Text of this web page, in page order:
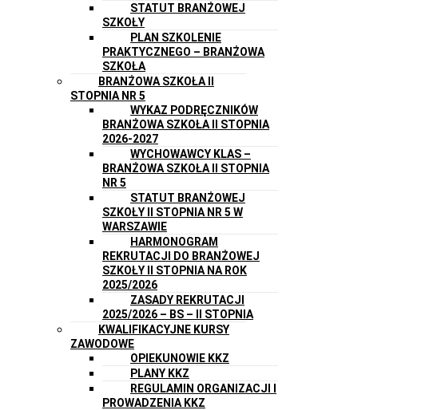
STATUT BRANŻOWEJ
SZKOŁY
PLAN SZKOLENIE
PRAKTYCZNEGO – BRANŻOWA
SZKOŁA
BRANŻOWA SZKOŁA II
STOPNIA NR 5
WYKAZ PODRĘCZNIKÓW
BRANŻOWA SZKOŁA II STOPNIA
2026-2027
WYCHOWAWCY KLAS –
BRANŻOWA SZKOŁA II STOPNIA
NR 5
STATUT BRANŻOWEJ
SZKOŁY II STOPNIA NR 5 W
WARSZAWIE
HARMONOGRAM
REKRUTACJI DO BRANŻOWEJ
SZKOŁY II STOPNIA NA ROK
2025/2026
ZASADY REKRUTACJI
2025/2026 – BS – II STOPNIA
KWALIFIKACYJNE KURSY
ZAWODOWE
OPIEKUNOWIE KKZ
PLANY KKZ
REGULAMIN ORGANIZACJI I
PROWADZENIA KKZ